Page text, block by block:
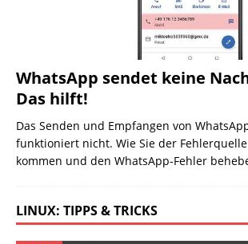
WhatsApp sendet keine
Das hilft!
Das Senden und Empfangen von
funktioniert nicht. Wie Sie der
kommen und den WhatsApp-Fehler
LINUX: TIPPS & TRICKS